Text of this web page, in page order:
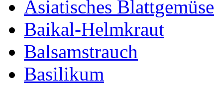
Asiatisches Blattgemüse
Baikal-Helmkraut
Balsamstrauch
Basilikum